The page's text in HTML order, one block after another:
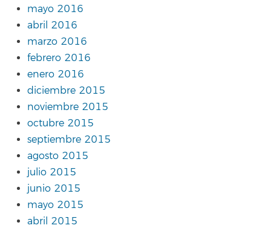
mayo 2016
abril 2016
marzo 2016
febrero 2016
enero 2016
diciembre 2015
noviembre 2015
octubre 2015
septiembre 2015
agosto 2015
julio 2015
junio 2015
mayo 2015
abril 2015